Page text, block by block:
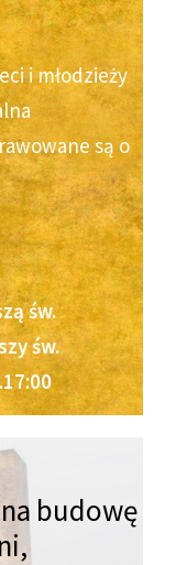
i młodzieży
są o
św.
św.
budowę